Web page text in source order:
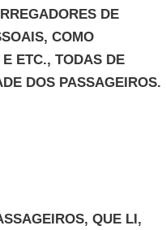
DE
COMO
ETC., TODAS DE
DOS PASSAGEIROS.
QUE LI,